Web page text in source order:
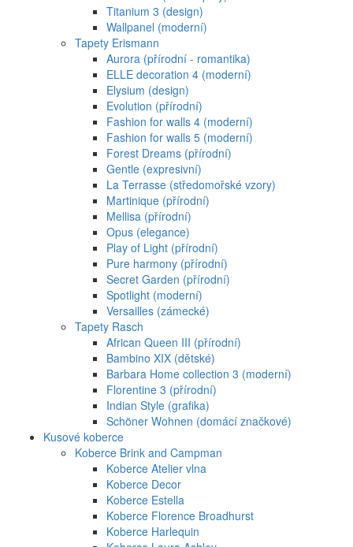
Titanium 3 (design)
Wallpanel (moderní)
Tapety Erismann
Aurora (přírodní - romantika)
ELLE decoration 4 (moderní)
Elysium (design)
Evolution (přírodní)
Fashion for walls 4 (moderní)
Fashion for walls 5 (moderní)
Forest Dreams (přírodní)
Gentle (expresivní)
La Terrasse (středomořské vzory)
Martinique (přírodní)
Mellisa (přírodní)
Opus (elegance)
Play of Light (přírodní)
Pure harmony (přírodní)
Secret Garden (přírodní)
Spotlight (moderní)
Versailles (zámecké)
Tapety Rasch
African Queen III (přírodní)
Bambino XIX (dětské)
Barbara Home collection 3 (moderní)
Florentine 3 (přírodní)
Indian Style (grafika)
Schöner Wohnen (domácí značkové)
Kusové koberce
Koberce Brink and Campman
Koberce Atelier vlna
Koberce Decor
Koberce Estella
Koberce Florence Broadhurst
Koberce Harlequin